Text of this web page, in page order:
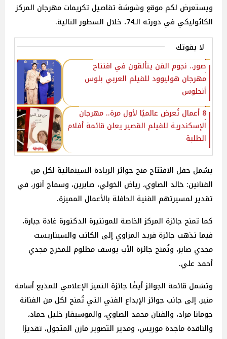
ويستعرض لكم موقع وشوشة تفاصيل تكريمات مهرجان المركز
الكاثوليكي في دورته الـ74، خلال السطور التالية.
لا يفوتك
صور.. نجوم الفن يتألقون في افتتاح
مهرجان هوليوود للفيلم العربي بلوس
أنجلوس
8 أعمال تُعرض عالميًا لأول مرة.. مهرجان
الإسكندرية للفيلم القصير يعلن قائمة أفلام
الطلبة
يشمل حفل الافتتاح منح جوائز الريادة السينمائية لكل من
الفنانين: خالد الصاوي، رياض الخولي، صابرين، وسماح أنور، في
تقدير لمسيرتهم الفنية الحافلة بالأعمال المميزة.
كما تمنح جائزة المركز الخاصة للمونتيرة الدكتورة غادة جبارة،
فيما تذهب جائزة فريد المزاوي إلى الكاتب والسيناريست
مجدي صابر، وتُمنح جائزة الأب يوسف مظلوم للمخرج مجدي
أحمد علي.
وتشمل قائمة الجوائز أيضًا جائزة التميز الإعلامي للمذيع أسامة
منير، إلى جانب جوائز الإبداع الفني التي تُمنح لكل من الفنانة
جومانا مراد، والفنان محمد الصاوي، والموسيقار خليل حماد،
والناقدة ماجدة موريس، ومدير التصوير مازن المتجول، تقديرًا